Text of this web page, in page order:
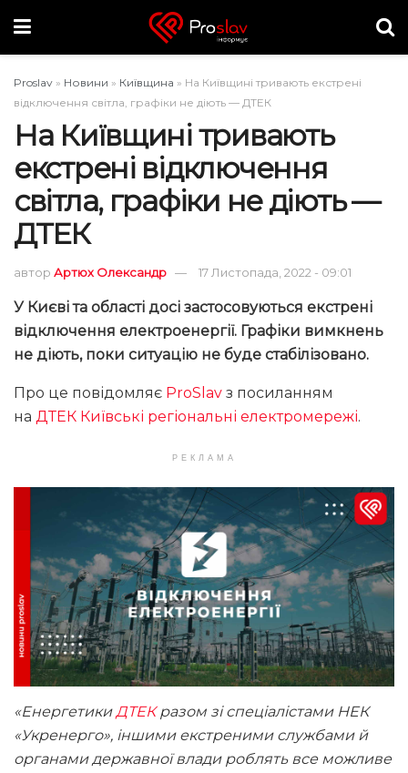
Proslav » Новини » Київщина » На Київщині тривають екстрені
відключення світла, графіки не діють — ДТЕК
На Київщині тривають
екстрені відключення
світла, графіки не діють —
ДТЕК
автор Артюх Олександр 17 Листопада, 2022 - 09:01
У Києві та області досі застосовуються екстрені
відключення електроенергії. Графіки вимкнень
не діють, поки ситуацію не буде стабілізовано.
Про це повідомляє ProSlav з посиланням
на ДТЕК Київські регіональні електромережі.
РЕКЛАМА
«ЕнергетикиДТЕКразом зі спеціалістами НЕК
«Укренерго», іншими екстреними службами й
органами державної влади роблять все можливе